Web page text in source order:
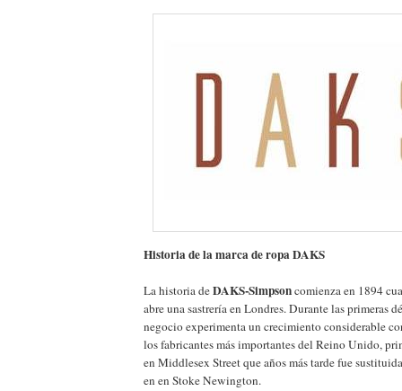
Historia de la marca de ropa DAKS
La historia deDAKS-Simpsoncomienza en 1894
abre una sastrería en Londres. Durante las primeras
negocio experimenta un crecimiento considerable
los fabricantes más importantes del Reino Unido,
en Middlesex Street que años más tarde fue
en en Stoke Newington.